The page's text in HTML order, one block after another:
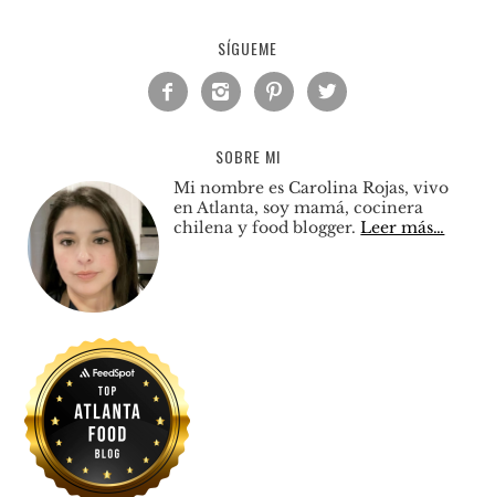
SÍGUEME
   
SOBRE MI
Mi nombre es Carolina Rojas, vivo
en Atlanta, soy mamá, cocinera
chilena y food blogger.Leer más…